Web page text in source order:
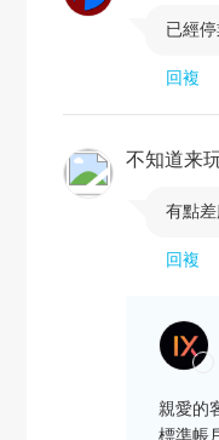
已經
回複
不知道来
有點
回複
親愛的
標準帳